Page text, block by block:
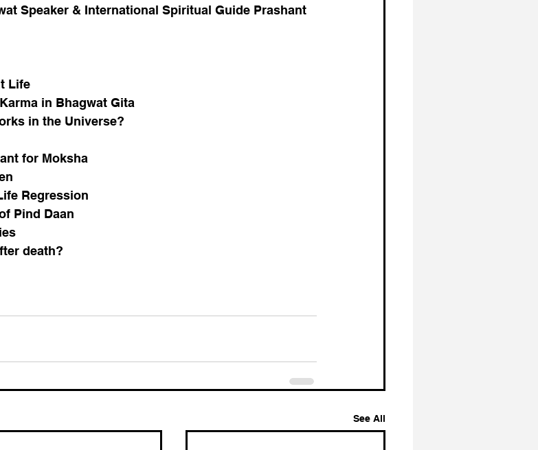
Speaker & International Spiritual Guide Prashant
Life
in Bhagwat Gita
in the Universe?
for Moksha
Regression
Pind Daan
death?
See All